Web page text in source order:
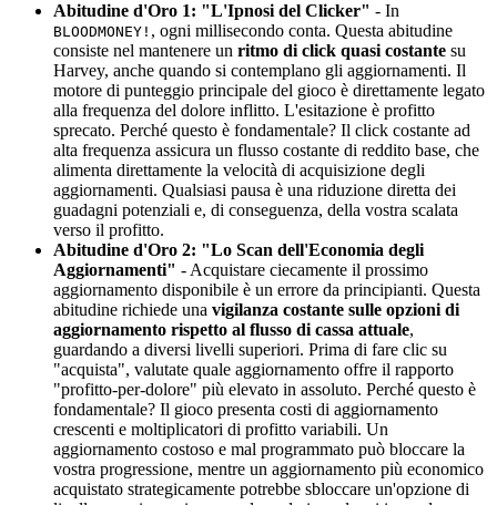
Abitudine d'Oro 1: "L'Ipnosi del Clicker" - In
BLOODMONEY! , ogni millisecondo conta. Questa abitudine
consiste nel mantenere un ritmo di click quasi costante su
Harvey, anche quando si contemplano gli aggiornamenti. Il
motore di punteggio principale del gioco è direttamente legato
alla frequenza del dolore inflitto. L'esitazione è profitto
sprecato. Perché questo è fondamentale? Il click costante ad
alta frequenza assicura un flusso costante di reddito base, che
alimenta direttamente la velocità di acquisizione degli
aggiornamenti. Qualsiasi pausa è una riduzione diretta dei
guadagni potenziali e, di conseguenza, della vostra scalata
verso il profitto.
Abitudine d'Oro 2: "Lo Scan dell'Economia degli
Aggiornamenti" - Acquistare ciecamente il prossimo
aggiornamento disponibile è un errore da principianti. Questa
abitudine richiede una vigilanza costante sulle opzioni di
aggiornamento rispetto al flusso di cassa attuale,
guardando a diversi livelli superiori. Prima di fare clic su
"acquista", valutate quale aggiornamento offre il rapporto
"profitto-per-dolore" più elevato in assoluto. Perché questo è
fondamentale? Il gioco presenta costi di aggiornamento
crescenti e moltiplicatori di profitto variabili. Un
aggiornamento costoso e mal programmato può bloccare la
vostra progressione, mentre un aggiornamento più economico
acquistato strategicamente potrebbe sbloccare un'opzione di